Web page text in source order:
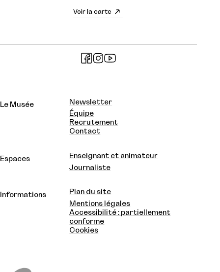
Voir la carte
Le Musée
Newsletter
Équipe
Recrutement
Contact
Espaces
Enseignant et animateur
Journaliste
Informations
Plan du site
Mentions légales
Accessibilité : partiellement
conforme
Cookies